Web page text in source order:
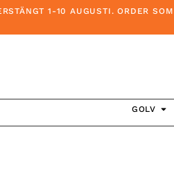
1-10 AUGUSTI. ORDER SOM
GOLV